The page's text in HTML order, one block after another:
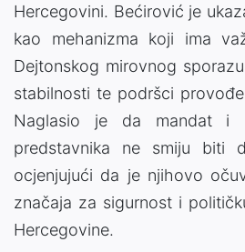
Hercegovini. Bećirović je
kao mehanizma koji ima
Dejtonskog mirovnog
stabilnosti te podršci
Naglasio je da mandat i
predstavnika ne smiju biti
ocjenjujući da je njihovo
značaja za sigurnost i
Hercegovine.